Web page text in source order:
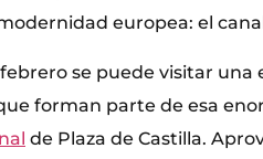
europea: el
febrero se puede visitar
forman parte de esa
de Plaza de Castilla.